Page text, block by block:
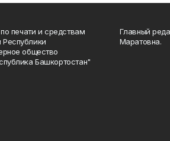
печати и средствам
общество
Башкортостан"
Главный
Маратовна.